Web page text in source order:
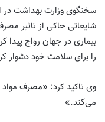
سخنگوی وزارت بهداشت در
شایعاتی حاکی از تاثیر
بیماری در جهان رواج پیدا
را برای سلامت خود دشوار
وی تاکید کرد: «مصرف مواد
می‌کند.»